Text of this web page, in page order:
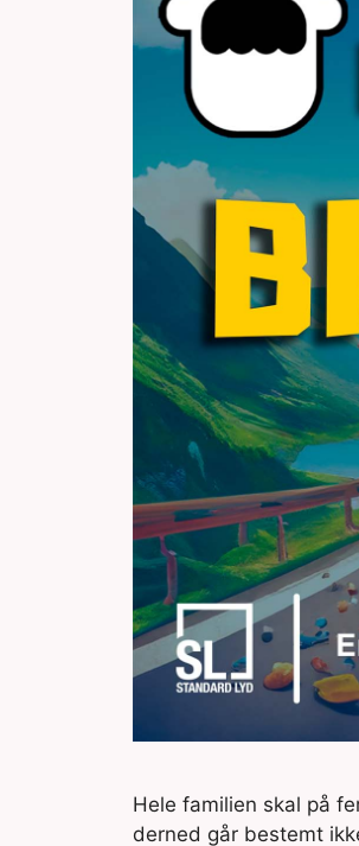
Hele familien skal på
derned går bestemt